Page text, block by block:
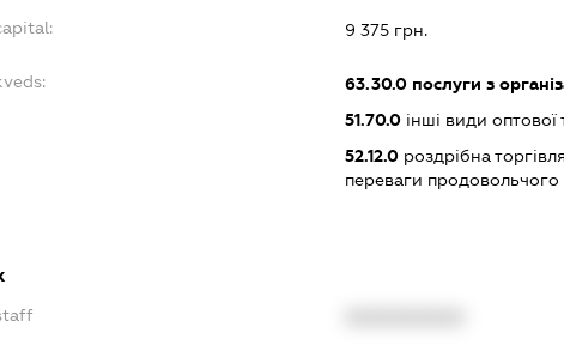
9 375 грн.
63.30.0 послуги з
51.70.0 інші види оптової
52.12.0 роздрібна
переваги